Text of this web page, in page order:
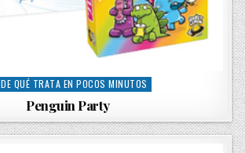
DE QUÉ TRATA EN POCOS MINUTOS
Penguin Party